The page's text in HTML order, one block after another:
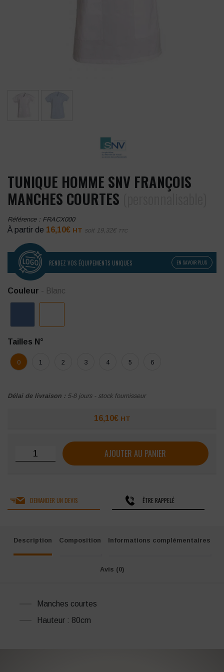
TUNIQUE HOMME SNV FRANÇOIS
MANCHES COURTES
(personnalisable)
Référence : FRACX000
À partir de 16,10€ HT soit 19,32€ TTC
RENDEZ VOS ÉQUIPEMENTS UNIQUES EN SAVOIR PLUS
Couleur - Blanc
Tailles N°
0 1 2 3 4 5 6
Délai de livraison : 5-8 jours - stock fournisseur
16,10€ HT
quantité de Tunique homme SNV François manches
AJOUTER AU PANIER
DEMANDER UN DEVIS ÊTRE RAPPELÉ
Description Composition Informations complémentaires
Avis (0)
Manches courtes
Hauteur : 80cm